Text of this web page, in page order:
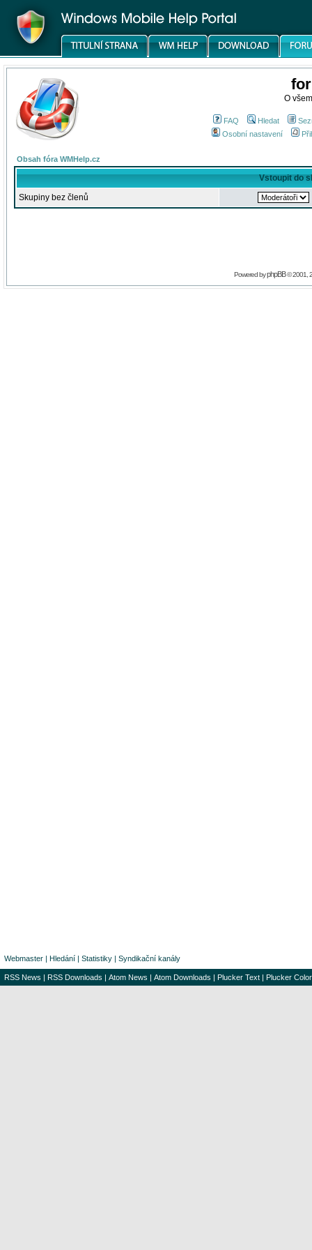
O
FAQ Hledat
Osobní nastavení
Obsah fóra WMHelp.cz
Vstoupit do
Skupiny bez členů
Powered byphpBB© 2001,
Webmaster | Hledání | Statistiky | Syndikační kanály
RSS News | RSS Downloads | Atom News | Atom Downloads | Plucker Text | Plucker Color